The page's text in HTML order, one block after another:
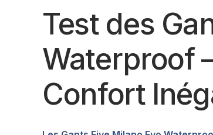
Test des
Waterproof
Confort